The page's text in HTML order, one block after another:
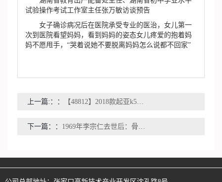
试验操作考试工作室主任张万敏访谈预告
女子确诊病况后在医院承受专业的医治，女儿第一
次到医院看望妈妈，看到妈妈的姿态女儿疼爱的抱着妈
妈不愿甩手，“哭着说她不要脱离妈妈怎么说都不回家”
上一篇:： 【48812】2018款起亚k5混动水泵多少钱一个？
下一篇： 1969年李宗仁去世后：骨灰安放八宝山革命公墓